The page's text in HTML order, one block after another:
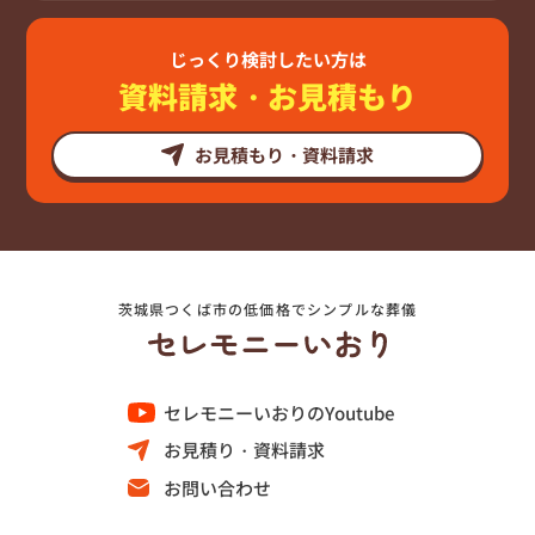
じっくり検討したい方は
資料請求・お見積もり
お見積もり・資料請求
茨城県つくば市の低価格でシンプルな葬儀
セレモニーいおりのYoutube
お見積り・資料請求
お問い合わせ